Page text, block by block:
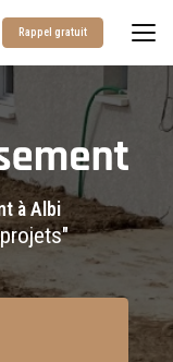
Rappel gratuit
à Albi